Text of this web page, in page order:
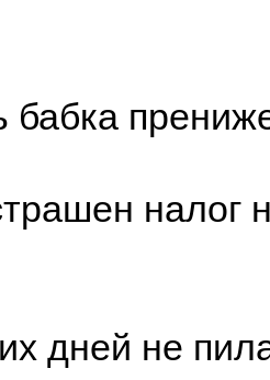
бабка
налог
дней не